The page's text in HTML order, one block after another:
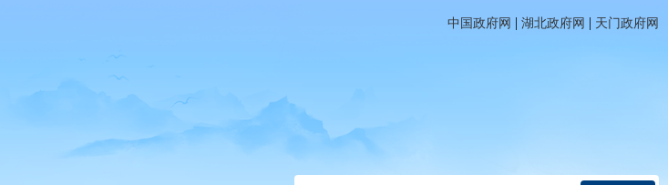
中国政府网 | 湖北政府网 | 天门政府网